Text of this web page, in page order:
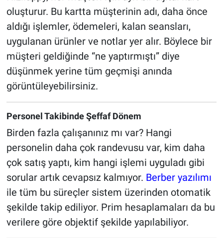
oluşturur. Bu kartta müşterinin adı, daha önce
aldığı işlemler, ödemeleri, kalan seansları,
uygulanan ürünler ve notlar yer alır. Böylece bir
müşteri geldiğinde “ne yaptırmıştı” diye
düşünmek yerine tüm geçmişi anında
görüntüleyebilirsiniz.
Personel Takibinde Şeffaf Dönem
Birden fazla çalışanınız mı var? Hangi
personelin daha çok randevusu var, kim daha
çok satış yaptı, kim hangi işlemi uyguladı gibi
sorular artık cevapsız kalmıyor. Berber yazılımı
ile tüm bu süreçler sistem üzerinden otomatik
şekilde takip ediliyor. Prim hesaplamaları da bu
verilere göre objektif şekilde yapılabiliyor.